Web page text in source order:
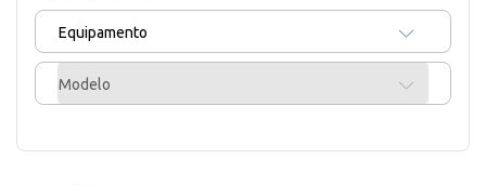
Equipamento
Modelo